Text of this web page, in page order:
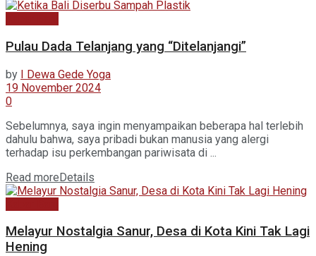
Pulau Dada Telanjang yang “Ditelanjangi”
by I Dewa Gede Yoga
19 November 2024
0
Sebelumnya, saya ingin menyampaikan beberapa hal terlebih
dahulu bahwa, saya pribadi bukan manusia yang alergi
terhadap isu perkembangan pariwisata di ...
Read moreDetails
Melayur Nostalgia Sanur, Desa di Kota Kini Tak Lagi
Hening